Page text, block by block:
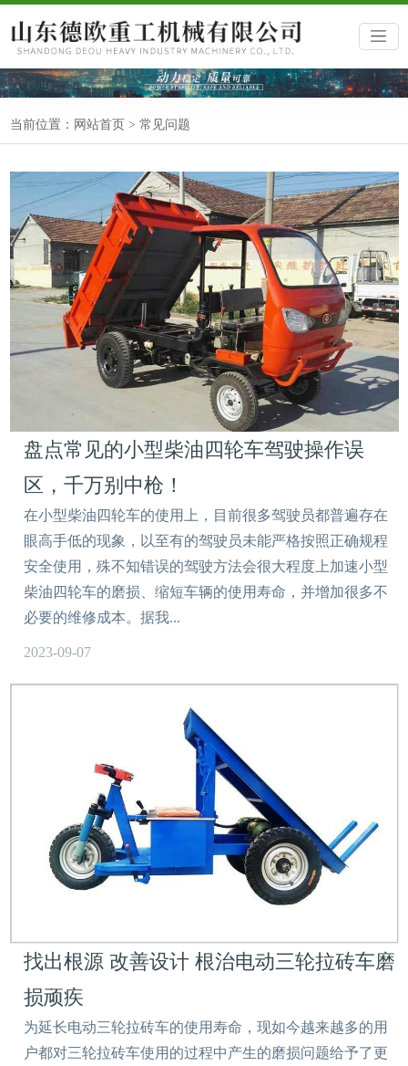
当前位置： 网站首页 > 常见问题
盘点常见的小型柴油四轮车驾驶操作误
区，千万别中枪！
在小型柴油四轮车的使用上，目前很多驾驶员都普遍存在
眼高手低的现象，以至有的驾驶员未能严格按照正确规程
安全使用，殊不知错误的驾驶方法会很大程度上加速小型
柴油四轮车的磨损、缩短车辆的使用寿命，并增加很多不
必要的维修成本。据我...
2023-09-07
找出根源 改善设计 根治电动三轮拉砖车磨
损顽疾
为延长电动三轮拉砖车的使用寿命，现如今越来越多的用
户都对三轮拉砖车使用的过程中产生的磨损问题给予了更